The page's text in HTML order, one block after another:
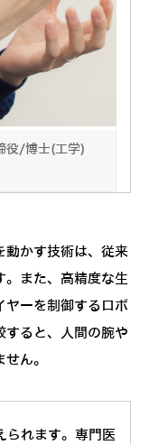
役/博士(工学)
動かす技術は、従来
。また、高精度な生
ヤーを制御するロボ
すると、人間の腕や
ん。
られます。専門医